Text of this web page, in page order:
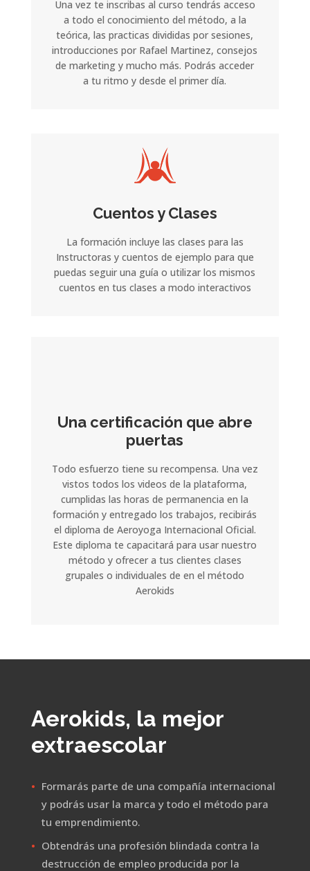
Una vez te inscribas al curso tendrás acceso
a todo el conocimiento del método, a la
teórica, las practicas divididas por sesiones,
introducciones por Rafael Martinez, consejos
de marketing y mucho más. Podrás acceder
a tu ritmo y desde el primer día.
Cuentos y Clases
La formación incluye las clases para las
Instructoras y cuentos de ejemplo para que
puedas seguir una guía o utilizar los mismos
cuentos en tus clases a modo interactivos
Una certificación que abre
puertas
Todo esfuerzo tiene su recompensa. Una vez
vistos todos los videos de la plataforma,
cumplidas las horas de permanencia en la
formación y entregado los trabajos, recibirás
el diploma de Aeroyoga Internacional Oficial.
Este diploma te capacitará para usar nuestro
método y ofrecer a tus clientes clases
grupales o individuales de en el método
Aerokids
Aerokids, la mejor
extraescolar
Formarás parte de una compañía internacional
y podrás usar la marca y todo el método para
tu emprendimiento.
Obtendrás una profesión blindada contra la
destrucción de empleo producida por la